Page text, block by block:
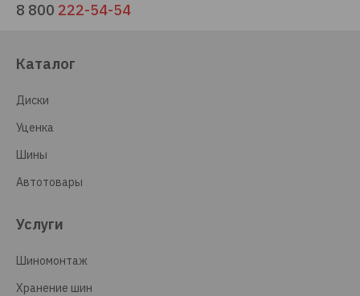
8 800 222-54-54
Каталог
Диски
Уценка
Шины
Автотовары
Услуги
Шиномонтаж
Хранение шин